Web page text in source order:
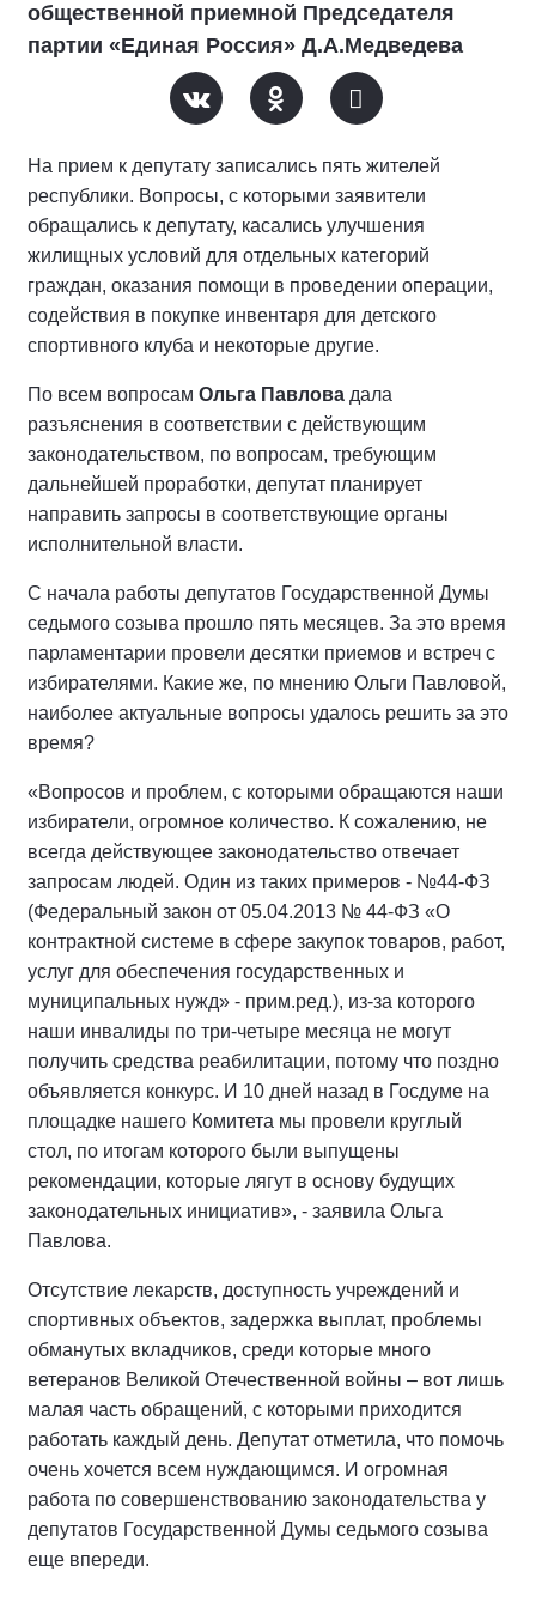
общественной приемной Председателя
партии «Единая Россия» Д.А.Медведева
На прием к депутату записались пять жителей
республики. Вопросы, с которыми заявители
обращались к депутату, касались улучшения
жилищных условий для отдельных категорий
граждан, оказания помощи в проведении операции,
содействия в покупке инвентаря для детского
спортивного клуба и некоторые другие.
По всем вопросам Ольга Павлова дала
разъяснения в соответствии с действующим
законодательством, по вопросам, требующим
дальнейшей проработки, депутат планирует
направить запросы в соответствующие органы
исполнительной власти.
С начала работы депутатов Государственной Думы
седьмого созыва прошло пять месяцев. За это время
парламентарии провели десятки приемов и встреч с
избирателями. Какие же, по мнению Ольги Павловой,
наиболее актуальные вопросы удалось решить за это
время?
«Вопросов и проблем, с которыми обращаются наши
избиратели, огромное количество. К сожалению, не
всегда действующее законодательство отвечает
запросам людей. Один из таких примеров - №44-ФЗ
(Федеральный закон от 05.04.2013 № 44-ФЗ «О
контрактной системе в сфере закупок товаров, работ,
услуг для обеспечения государственных и
муниципальных нужд» - прим.ред.), из-за которого
наши инвалиды по три-четыре месяца не могут
получить средства реабилитации, потому что поздно
объявляется конкурс. И 10 дней назад в Госдуме на
площадке нашего Комитета мы провели круглый
стол, по итогам которого были выпущены
рекомендации, которые лягут в основу будущих
законодательных инициатив», - заявила Ольга
Павлова.
Отсутствие лекарств, доступность учреждений и
спортивных объектов, задержка выплат, проблемы
обманутых вкладчиков, среди которые много
ветеранов Великой Отечественной войны – вот лишь
малая часть обращений, с которыми приходится
работать каждый день. Депутат отметила, что помочь
очень хочется всем нуждающимся. И огромная
работа по совершенствованию законодательства у
депутатов Государственной Думы седьмого созыва
еще впереди.